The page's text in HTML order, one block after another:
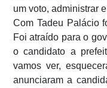
um voto, administrar
Com Tadeu Palácio
Foi atraído para o
o candidato a
vamos ver,
anunciaram a